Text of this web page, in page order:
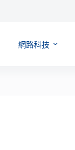
網路科技